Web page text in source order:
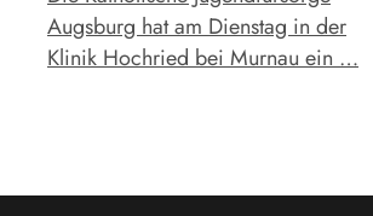
Augsburg hat am Dienstag in der
Klinik Hochried bei Murnau ein …